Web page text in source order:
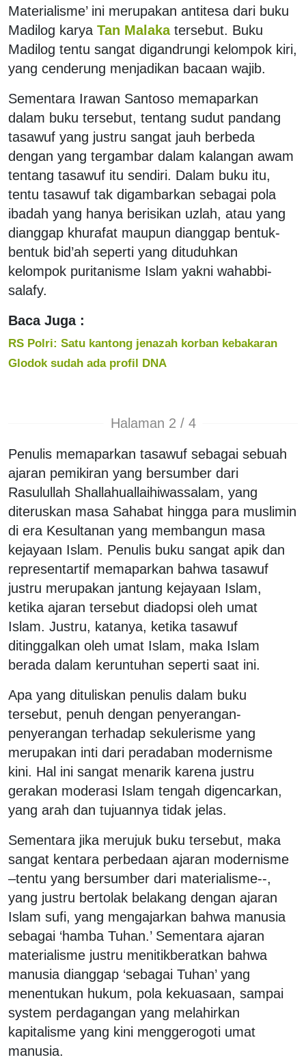
Materialisme’ ini merupakan antitesa dari buku
Madilog karya Tan Malaka tersebut. Buku
Madilog tentu sangat digandrungi kelompok kiri,
yang cenderung menjadikan bacaan wajib.
Sementara Irawan Santoso memaparkan
dalam buku tersebut, tentang sudut pandang
tasawuf yang justru sangat jauh berbeda
dengan yang tergambar dalam kalangan awam
tentang tasawuf itu sendiri. Dalam buku itu,
tentu tasawuf tak digambarkan sebagai pola
ibadah yang hanya berisikan uzlah, atau yang
dianggap khurafat maupun dianggap bentuk-
bentuk bid’ah seperti yang dituduhkan
kelompok puritanisme Islam yakni wahabbi-
salafy.
Baca Juga :
RS Polri: Satu kantong jenazah korban kebakaran
Glodok sudah ada profil DNA
Halaman 2 / 4
Penulis memaparkan tasawuf sebagai sebuah
ajaran pemikiran yang bersumber dari
Rasulullah Shallahuallaihiwassalam, yang
diteruskan masa Sahabat hingga para muslimin
di era Kesultanan yang membangun masa
kejayaan Islam. Penulis buku sangat apik dan
representartif memaparkan bahwa tasawuf
justru merupakan jantung kejayaan Islam,
ketika ajaran tersebut diadopsi oleh umat
Islam. Justru, katanya, ketika tasawuf
ditinggalkan oleh umat Islam, maka Islam
berada dalam keruntuhan seperti saat ini.
Apa yang dituliskan penulis dalam buku
tersebut, penuh dengan penyerangan-
penyerangan terhadap sekulerisme yang
merupakan inti dari peradaban modernisme
kini. Hal ini sangat menarik karena justru
gerakan moderasi Islam tengah digencarkan,
yang arah dan tujuannya tidak jelas.
Sementara jika merujuk buku tersebut, maka
sangat kentara perbedaan ajaran modernisme
–tentu yang bersumber dari materialisme--,
yang justru bertolak belakang dengan ajaran
Islam sufi, yang mengajarkan bahwa manusia
sebagai ‘hamba Tuhan.’ Sementara ajaran
materialisme justru menitikberatkan bahwa
manusia dianggap ‘sebagai Tuhan’ yang
menentukan hukum, pola kekuasaan, sampai
system perdagangan yang melahirkan
kapitalisme yang kini menggerogoti umat
manusia.